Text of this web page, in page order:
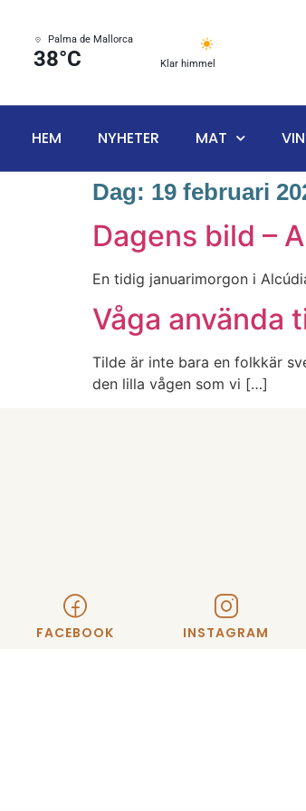
Palma de Mallorca
38°C Klar himmel
HEM NYHETER MAT
Dag: 19 februari
Dagens bild –
En tidig januarimorgon i
Våga använda
Tilde är inte bara en folkkär
den lilla vågen som vi […]
FACEBOOK INSTAGRAM